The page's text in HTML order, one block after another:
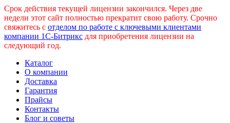
Срок действия текущей лицензии закончился. Через две
недели этот сайт полностью прекратит свою работу. Срочно
свяжитесь с отделом по работе с ключевыми клиентами
компании 1С-Битрикс для приобретения лицензии на
следующий год.
Каталог
О компании
Доставка
Гарантия
Прайсы
Контакты
Блог и советы